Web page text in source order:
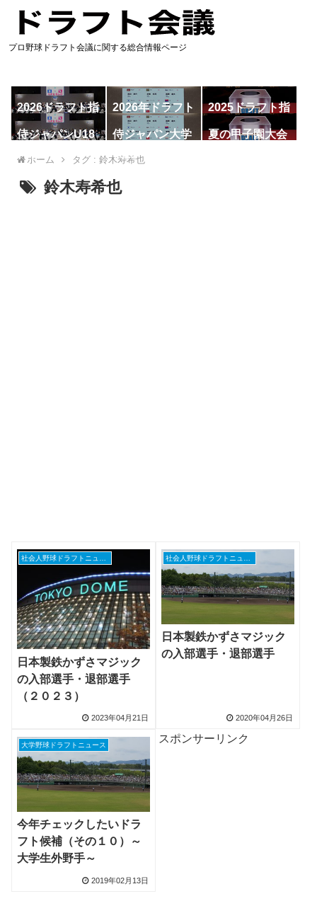
プロ野球ドラフト会議に関する総合情報ページ
2026ドラフト指
名予想
2026年ドラフト
候補
2025ドラフト指
名一覧
侍ジャパンU18
代表
侍ジャパン大学
代表
夏の甲子園大会
ホーム タグ : 鈴木寿希也
鈴木寿希也
日本製鉄かずさマジック
の入部選手・退部選手
（２０２３）
2023年04月21日
日本製鉄かずさマジック
の入部選手・退部選手
2020年04月26日
大学野球ドラフトニュース
今年チェックしたいドラ
フト候補（その１０）～
大学生外野手～
2019年02月13日
スポンサーリンク